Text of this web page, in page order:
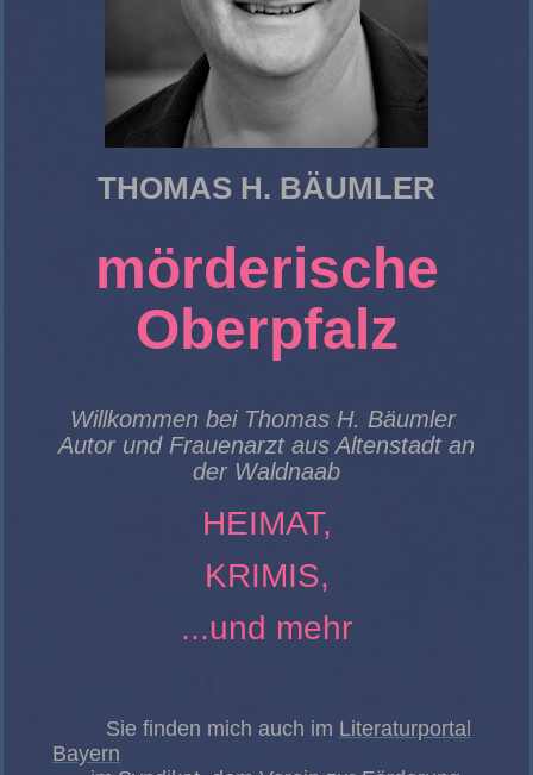
THOMAS H. BÄUMLER
mörderische
Oberpfalz
Willkommen bei Thomas H. Bäumler
Autor und Frauenarzt aus Altenstadt an
der Waldnaab
HEIMAT,
KRIMIS,
...und mehr
Sie finden mich auch im Literaturportal
Bayern